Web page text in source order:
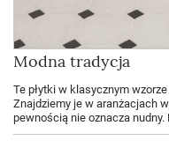
Modna tradycja
Te płytki w klasycznym
Znajdziemy je w aranżacjach
pewnością nie oznacza nudny.